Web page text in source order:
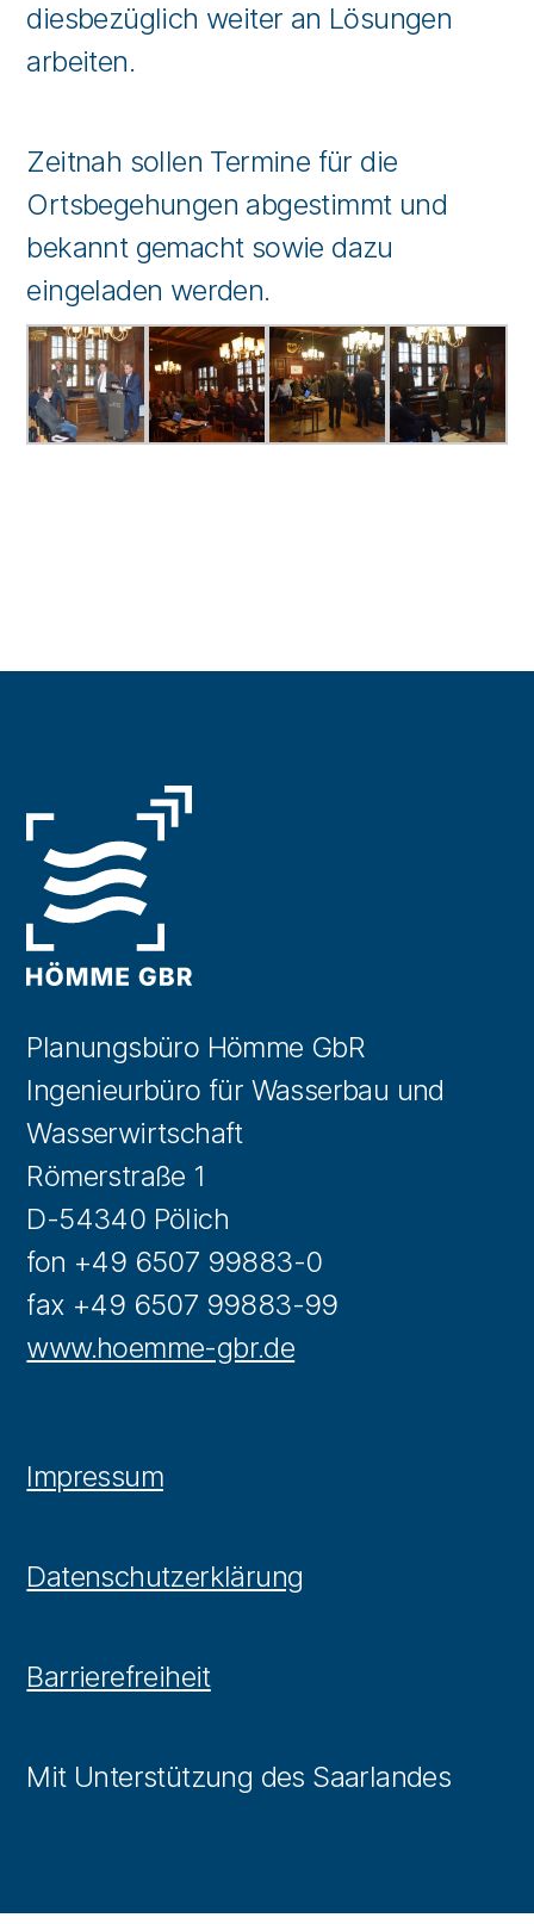
diesbezüglich weiter an Lösungen
arbeiten.
Zeitnah sollen Termine für die
Ortsbegehungen abgestimmt und
bekannt gemacht sowie dazu
eingeladen werden.
Planungsbüro Hömme GbR
Ingenieurbüro für Wasserbau und
Wasserwirtschaft
Römerstraße 1
D-54340 Pölich
fon +49 6507 99883-0
fax +49 6507 99883-99
www.hoemme-gbr.de
Impressum
Datenschutzerklärung
Barrierefreiheit
Mit Unterstützung des Saarlandes